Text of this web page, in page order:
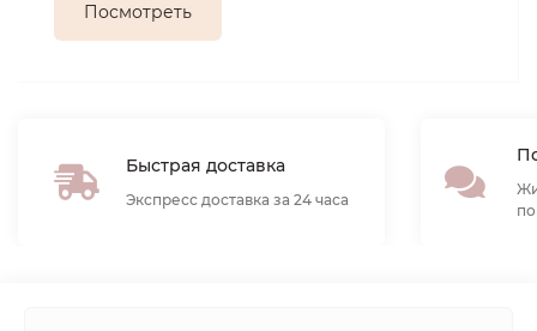
Посмотреть
Быстрая доставка
Экспресс доставка за 24 часа